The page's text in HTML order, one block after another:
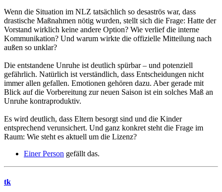
Wenn die Situation im NLZ tatsächlich so desaströs war, dass
drastische Maßnahmen nötig wurden, stellt sich die Frage: Hatte der
Vorstand wirklich keine andere Option? Wie verlief die interne
Kommunikation? Und warum wirkte die offizielle Mitteilung nach
außen so unklar?
Die entstandene Unruhe ist deutlich spürbar – und potenziell
gefährlich. Natürlich ist verständlich, dass Entscheidungen nicht
immer allen gefallen. Emotionen gehören dazu. Aber gerade mit
Blick auf die Vorbereitung zur neuen Saison ist ein solches Maß an
Unruhe kontraproduktiv.
Es wird deutlich, dass Eltern besorgt sind und die Kinder
entsprechend verunsichert. Und ganz konkret steht die Frage im
Raum: Wie steht es aktuell um die Lizenz?
Einer Person gefällt das.
tk